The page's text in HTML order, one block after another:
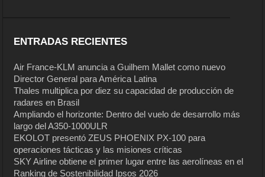
ENTRADAS RECIENTES
Air France-KLM anuncia a Guilhem Mallet como nuevo
Director General para América Latina
Thales multiplica por diez su capacidad de producción de
radares en Brasil
Ampliando el horizonte: Dentro del vuelo de desarrollo más
largo del A350-1000ULR
EKOLOT presentó ZEUS PHOENIX PX-100 para
operaciones tácticas y las misiones críticas
SKY Airline obtiene el primer lugar entre las aerolíneas en el
Ranking de Sostenibilidad Ipsos 2026